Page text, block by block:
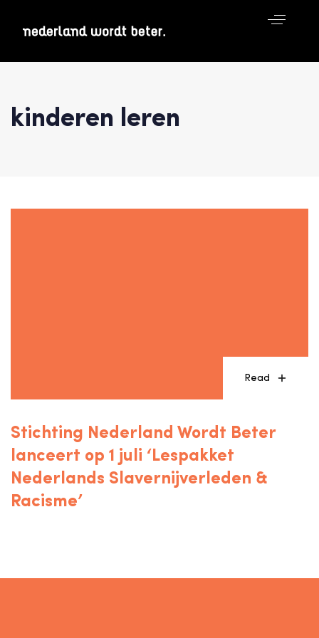
kinderen leren
Read
Stichting Nederland Wordt Beter
lanceert op 1 juli ‘Lespakket
Nederlands Slavernijverleden &
Racisme’